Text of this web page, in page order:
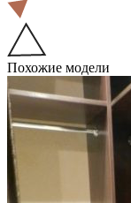
Похожие модели